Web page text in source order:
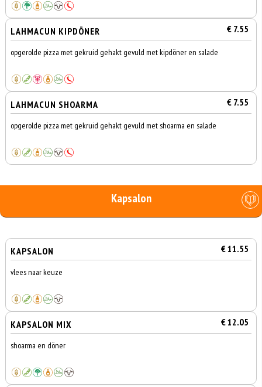
LAHMACUN KIPDÖNER € 7.55
opgerolde pizza met gekruid gehakt gevuld met kipdöner en salade
LAHMACUN SHOARMA € 7.55
opgerolde pizza met gekruid gehakt gevuld met shoarma en salade
Kapsalon
KAPSALON € 11.55
vlees naar keuze
KAPSALON MIX € 12.05
shoarma en döner